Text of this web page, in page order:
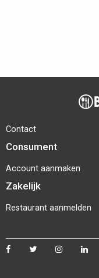
Contact
Consument
Account aanmaken
Zakelijk
Restaurant aanmelden